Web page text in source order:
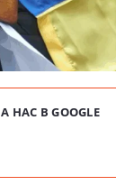
НАС В GOOGLE